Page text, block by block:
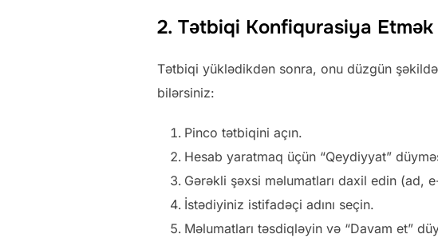
2. Tətbiqi Konfiqurasiya Etmək
Tətbiqi yüklədikdən sonra, onu düzgün
bilərsiniz:
Pinco tətbiqini açın.
Hesab yaratmaq üçün “Qeydiyyat”
Gərəkli şəxsi məlumatları daxil edin (ad,
İstədiyiniz istifadəçi adını seçin.
Məlumatları təsdiqləyin və “Davam et”